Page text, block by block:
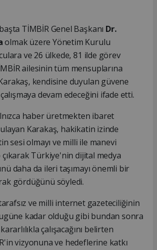
TİMBİR Genel Başkanı Dr.
olmak üzere Yönetim Kurulu
ve 26 ülkede, 81 ilde görev
ailesinin tüm mensuplarına
kendisine duyulan güvene
devam edeceğini ifade etti.
haber üretmekten ibaret
Karakaş, hakikatin izinde
sesi olmayı ve milli ile manevi
Türkiye'nin dijital medya
daha da ileri taşımayı önemli bir
gördüğünü söyledi.
ve milli internet gazeteciliğinin
kadar olduğu gibi bundan sonra
çalışacağını belirten
vizyonuna ve hedeflerine katkı